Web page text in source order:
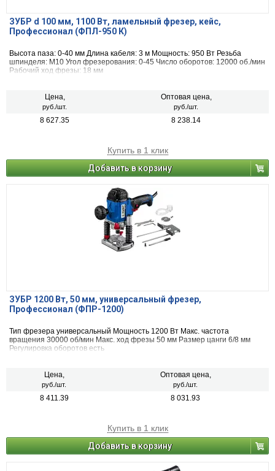
ЗУБР d 100 мм, 1100 Вт, ламельный фрезер, кейс,
Профессионал (ФПЛ-950 К)
Высота паза: 0-40 мм Длина кабеля: 3 м Мощность: 950 Вт Резьба
шпинделя: M10 Угол фрезерования: 0-45 Число оборотов: 12000 об./мин
Рабочий ход фрезы: 18 мм
Цена,
руб./шт.
Оптовая цена,
руб./шт.
8 627.35 8 238.14
Купить в 1 клик
Добавить в корзину
ЗУБР 1200 Вт, 50 мм, универсальный фрезер,
Профессионал (ФПР-1200)
Тип фрезера универсальный Мощность 1200 Вт Макс. частота
вращения 30000 об/мин Макс. ход фрезы 50 мм Размер цанги 6/8 мм
Регулировка оборотов есть
Цена,
руб./шт.
Оптовая цена,
руб./шт.
8 411.39 8 031.93
Купить в 1 клик
Добавить в корзину